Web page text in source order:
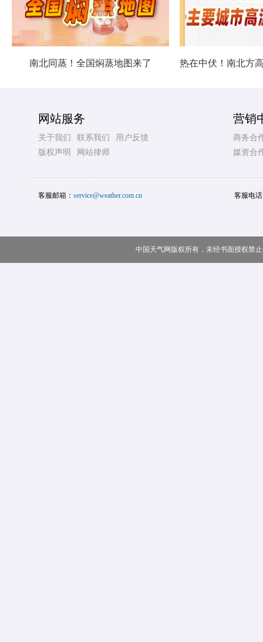
南北同蒸！全国焖蒸地图来了
网站服务
关于我们 联系我们
用户反馈
版权声明
网站律师
营销
商务合
媒资合
客服邮箱： service@weather.com.cn 客服电
中国天气网版权所有，未经书面授权